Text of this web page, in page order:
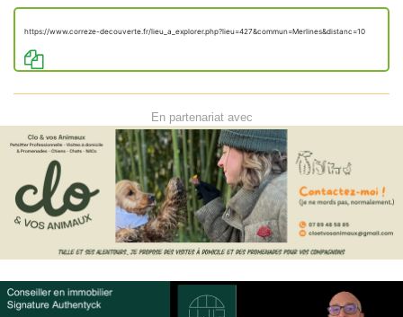
https://www.correze-decouverte.fr/lieu_a_explorer.php?lieu=427&commun=Merlines&distanc=10
En partenariat avec